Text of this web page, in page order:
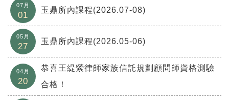
07月
01
玉鼎所內課程(2026.07-08)
05月
27
玉鼎所內課程(2026.05-06)
04月
20
恭喜王緹縈律師家族信託規劃顧問師資格測驗
合格！